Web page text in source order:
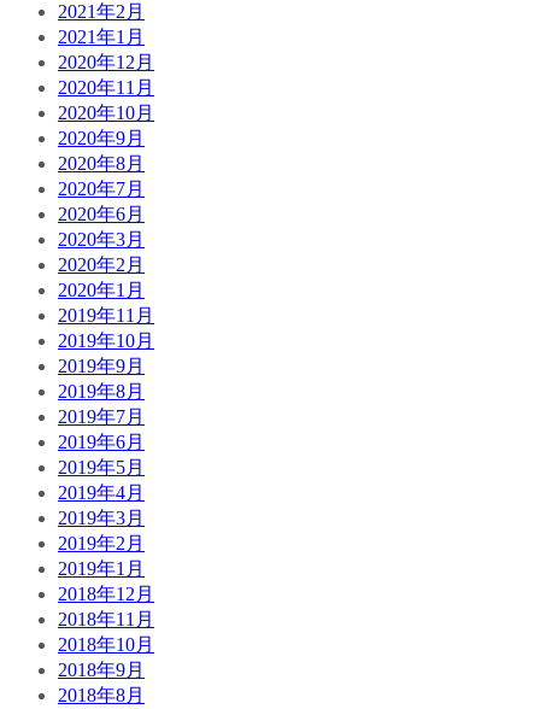
2021年2月
2021年1月
2020年12月
2020年11月
2020年10月
2020年9月
2020年8月
2020年7月
2020年6月
2020年3月
2020年2月
2020年1月
2019年11月
2019年10月
2019年9月
2019年8月
2019年7月
2019年6月
2019年5月
2019年4月
2019年3月
2019年2月
2019年1月
2018年12月
2018年11月
2018年10月
2018年9月
2018年8月